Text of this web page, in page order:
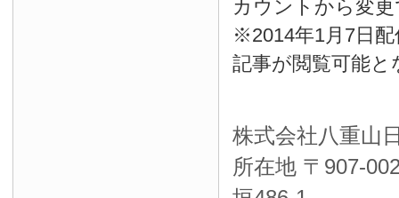
カウントから変
※2014年1月7日
記事が閲覧可能
株式会社八重山
所在地 〒 907-